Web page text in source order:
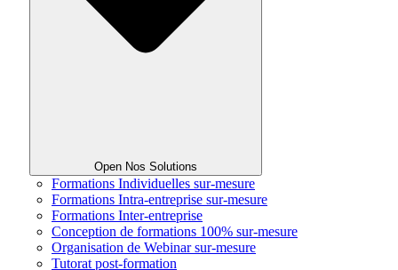
Open Nos Solutions
Formations Individuelles sur-mesure
Formations Intra-entreprise sur-mesure
Formations Inter-entreprise
Conception de formations 100% sur-mesure
Organisation de Webinar sur-mesure
Tutorat post-formation